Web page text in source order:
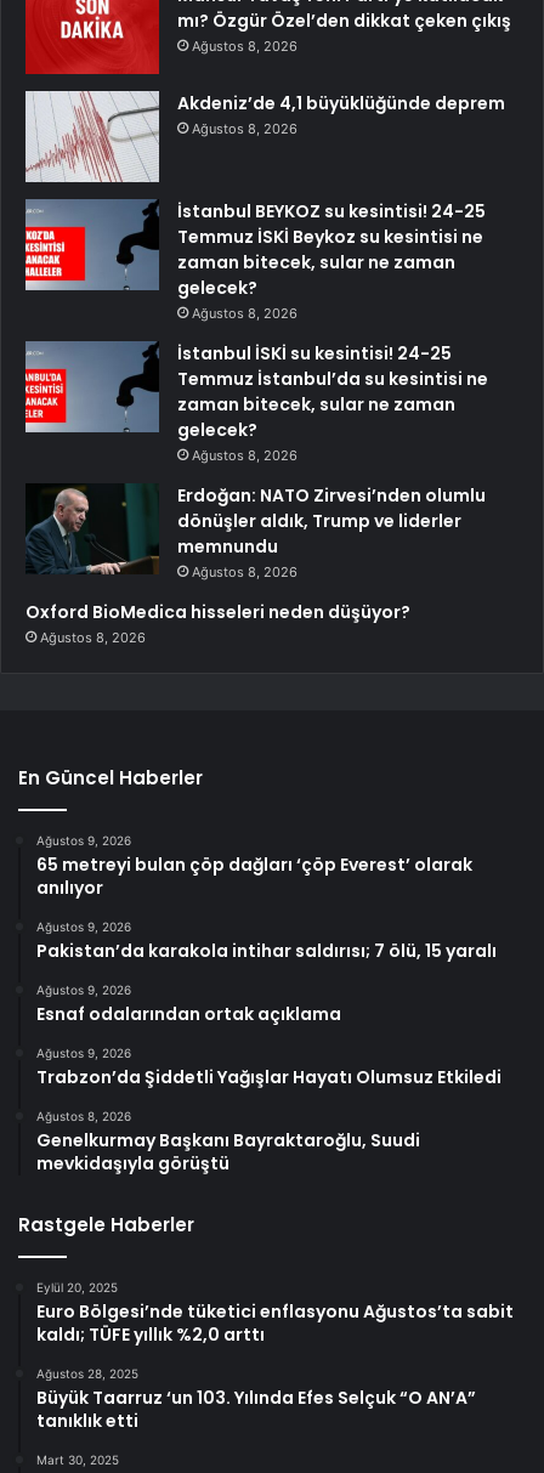
mı? Özgür Özel’den dikkat çeken çıkış
Ağustos 8, 2026
Akdeniz’de 4,1 büyüklüğünde deprem
Ağustos 8, 2026
İstanbul BEYKOZ su kesintisi! 24-25
Temmuz İSKİ Beykoz su kesintisi ne
zaman bitecek, sular ne zaman
gelecek?
Ağustos 8, 2026
İstanbul İSKİ su kesintisi! 24-25
Temmuz İstanbul’da su kesintisi ne
zaman bitecek, sular ne zaman
gelecek?
Ağustos 8, 2026
Erdoğan: NATO Zirvesi’nden olumlu
dönüşler aldık, Trump ve liderler
memnundu
Ağustos 8, 2026
Oxford BioMedica hisseleri neden düşüyor?
Ağustos 8, 2026
En Güncel Haberler
Ağustos 9, 2026
65 metreyi bulan çöp dağları ‘çöp Everest’ olarak
anılıyor
Ağustos 9, 2026
Pakistan’da karakola intihar saldırısı; 7 ölü, 15 yaralı
Ağustos 9, 2026
Esnaf odalarından ortak açıklama
Ağustos 9, 2026
Trabzon’da Şiddetli Yağışlar Hayatı Olumsuz Etkiledi
Ağustos 8, 2026
Genelkurmay Başkanı Bayraktaroğlu, Suudi
mevkidaşıyla görüştü
Rastgele Haberler
Eylül 20, 2025
Euro Bölgesi’nde tüketici enflasyonu Ağustos’ta sabit
kaldı; TÜFE yıllık %2,0 arttı
Ağustos 28, 2025
Büyük Taarruz ‘un 103. Yılında Efes Selçuk “O AN’A”
tanıklık etti
Mart 30, 2025